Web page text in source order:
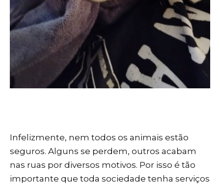
Infelizmente, nem todos os animais estão
seguros. Alguns se perdem, outros acabam
nas ruas por diversos motivos. Por isso é tão
importante que toda sociedade tenha serviços